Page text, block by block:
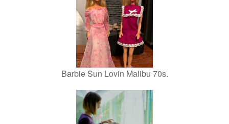
Barbie Sun Lovin Malibu 70s.